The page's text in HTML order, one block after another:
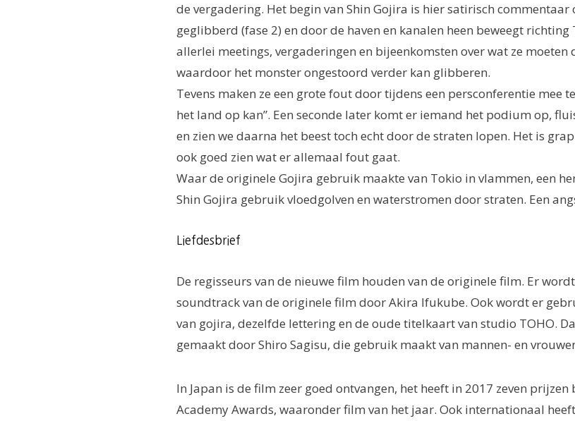
de vergadering. Het begin van Shin Gojira is hier satirisch
geglibberd (fase 2) en door de haven en kanalen heen beweegt
allerlei meetings, vergaderingen en bijeenkomsten over wat ze moeten
waardoor het monster ongestoord verder kan glibberen.
Tevens maken ze een grote fout door tijdens een persconferentie mee
het land op kan”. Een seconde later komt er iemand het podium op,
en zien we daarna het beest toch echt door de straten lopen. Het is
ook goed zien wat er allemaal fout gaat.
Waar de originele Gojira gebruik maakte van Tokio in vlammen, een
Shin Gojira gebruik vloedgolven en waterstromen door straten. Een
Liefdesbrief
De regisseurs van de nieuwe film houden van de originele film. Er
soundtrack van de originele film door Akira Ifukube. Ook wordt er
van gojira, dezelfde lettering en de oude titelkaart van studio TOHO.
gemaakt door Shiro Sagisu, die gebruik maakt van mannen- en
In Japan is de film zeer goed ontvangen, het heeft in 2017 zeven
Academy Awards, waaronder film van het jaar. Ook internationaal